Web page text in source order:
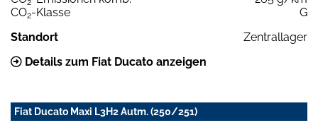
CO2-Klasse
G
Standort
Zentrallager
Details zum Fiat Ducato anzeigen
Fiat Ducato Maxi L3H2 Autm. (250/251)